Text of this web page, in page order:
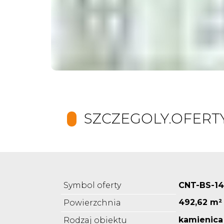
Symbol oferty
CNT-BS-
Powierzchnia
492,62 m²
Rodzaj obiektu
kamienica